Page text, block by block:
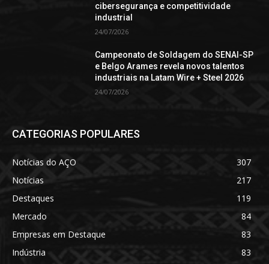
cibersegurança e competitividade
industrial
24/07/2026
Campeonato de Soldagem do SENAI-SP
e Belgo Arames revela novos talentos
industriais na Latam Wire + Steel 2026
24/07/2026
CATEGORIAS POPULARES
Notícias do AÇO
307
Notícias
217
Destaques
119
Mercado
84
Empresas em Destaque
83
Indústria
83